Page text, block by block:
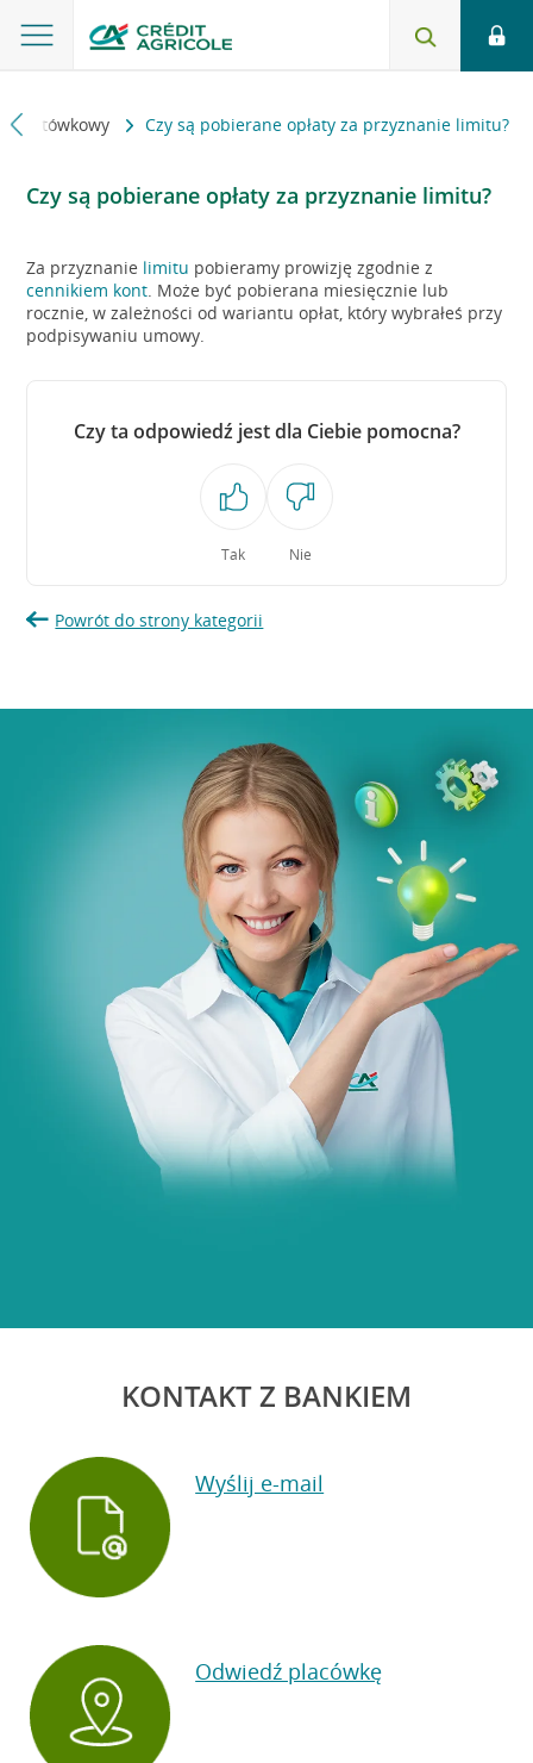
gotówkowy Czy są pobierane opłaty za przyznanie limitu?
Czy są pobierane opłaty za przyznanie limitu?
Za przyznanie limitu pobieramy prowizję zgodnie z
cennikiem kont. Może być pobierana miesięcznie lub
rocznie, w zależności od wariantu opłat, który wybrałeś przy
podpisywaniu umowy.
Czy ta odpowiedź jest dla Ciebie pomocna?
Tak Nie
Powrót do strony kategorii
KONTAKT Z BANKIEM
Wyślij e-mail
Odwiedź placówkę